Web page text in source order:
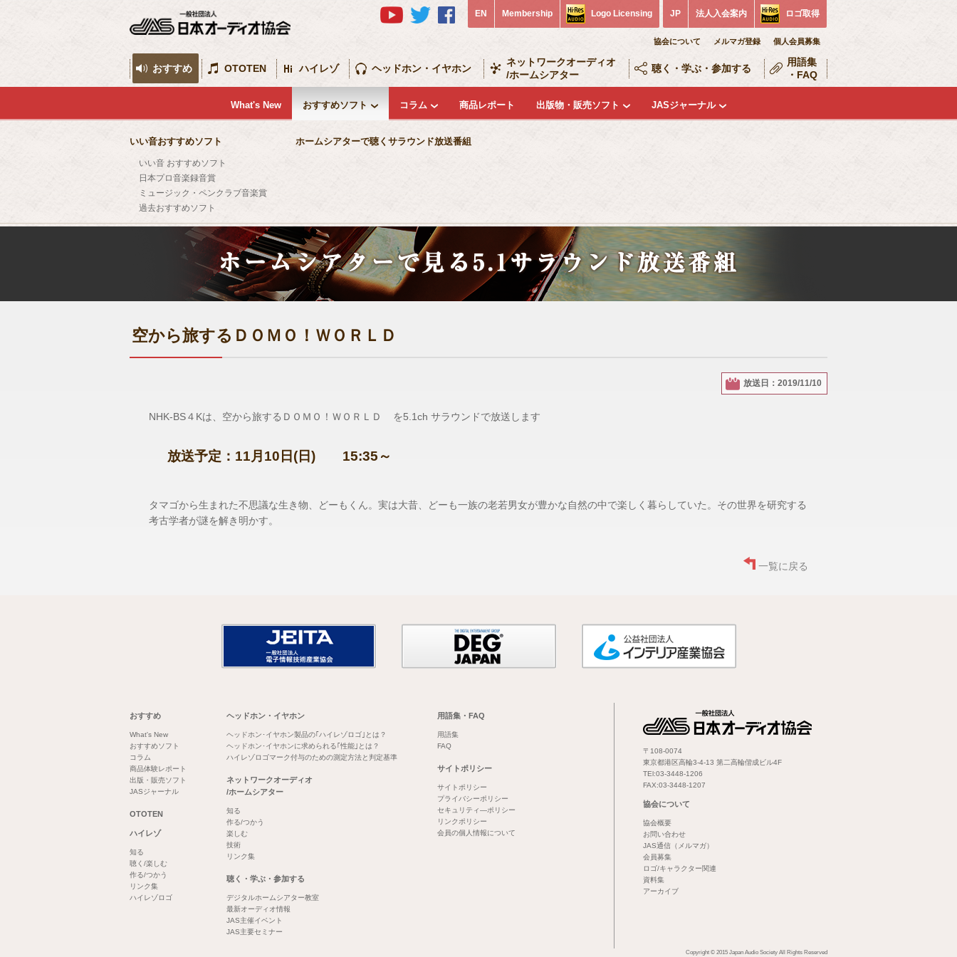
EN Membership Logo Licensing JP 法人入会案内 ロゴ取得
協会について メルマガ登録 個人会員募集
おすすめ
What's New おすすめソフト
いい音おすすめソフト
いい音 おすすめソフト
日本プロ音楽録音賞
ミュージック・ペンクラブ音楽賞
過去おすすめソフト
ホームシアターで聴くサラウンド放送番組
コラム 商品レポート 出版物・販売ソフト JASジャーナル
OTOTEN ハイレゾ ヘッドホン・イヤホン
ネットワークオーディオ
/ホームシアター
聴く・学ぶ・参加する
用語集
・FAQ
空から旅するＤＯＭＯ！ＷＯＲＬＤ
放送日：2019/11/10
NHK-BS４Kは、空から旅するＤＯＭＯ！ＷＯＲＬＤ を5.1ch サラウンドで放送します
放送予定：11月10日(日) 15:35～
タマゴから生まれた不思議な生き物、どーもくん。実は大昔、どーも一族の老若男女が豊かな自然の中で楽しく暮らしていた。その世界を研究する
考古学者が謎を解き明かす。
一覧に戻る
おすすめ
What's New
おすすめソフト
コラム
商品体験レポート
出版・販売ソフト
JASジャーナル
OTOTEN
ハイレゾ
知る
聴く/楽しむ
作る/つかう
リンク集
ハイレゾロゴ
ヘッドホン・イヤホン
ヘッドホン･イヤホン製品の｢ハイレゾロゴ｣とは？
ヘッドホン･イヤホンに求められる｢性能｣とは？
ハイレゾロゴマーク付与のための測定方法と判定基準
ネットワークオーディオ
/ホームシアター
知る
作る/つかう
楽しむ
技術
リンク集
聴く・学ぶ・参加する
デジタルホームシアター教室
最新オーディオ情報
JAS主催イベント
JAS主要セミナー
用語集・FAQ
用語集
FAQ
サイトポリシー
サイトポリシー
プライバシーポリシー
セキュリティ―ポリシー
リンクポリシー
会員の個人情報について
〒108-0074
東京都港区高輪3-4-13 第二高輪偕成ビル4F
TEl:03-3448-1206
FAX:03-3448-1207
協会について
協会概要
お問い合わせ
JAS通信（メルマガ）
会員募集
ロゴ/キャラクター関連
資料集
アーカイブ
Copyright © 2015 Japan Audio Society All Rights Reserved